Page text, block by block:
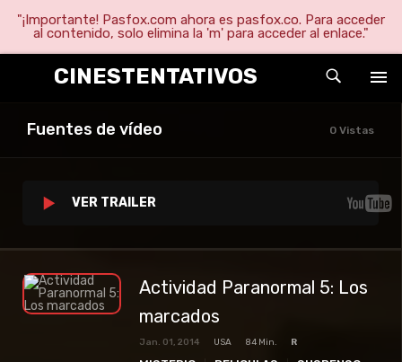
"¡Importante! Pasfox.com ahora es pasfox.co. Para acceder
al contenido, solo elimina la 'm' para acceder al enlace."
CINESTENTATIVOS
Fuentes de vídeo 0 Vistas
VER TRAILER
Actividad Paranormal 5: Los
marcados
Jan. 01, 2014 USA 84 Min. R